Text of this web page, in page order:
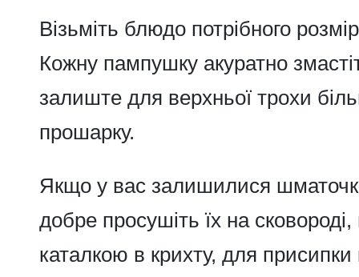
Візьміть блюдо потрібного
Кожну пампушку акуратно
залиште для верхньої трохи
прошарку.
Якщо у вас залишилися
добре просушіть їх на сковороді,
каталкою в крихту, для присипки